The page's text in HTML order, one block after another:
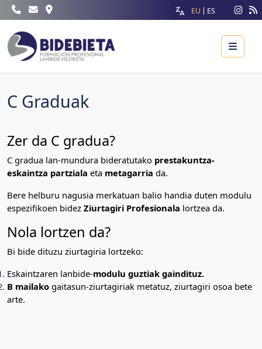
EU ES
Menu
C Graduak
Zer da C gradua?
C gradua lan-mundura bideratutako prestakuntza-
eskaintza partziala eta metagarria da.
Bere helburu nagusia merkatuan balio handia duten modulu
espezifikoen bidez Ziurtagiri Profesionala lortzea da.
Nola lortzen da?
Bi bide dituzu ziurtagiria lortzeko:
Eskaintzaren lanbide-modulu guztiak gaindituz.
B mailako gaitasun-ziurtagiriak metatuz, ziurtagiri osoa bete
arte.